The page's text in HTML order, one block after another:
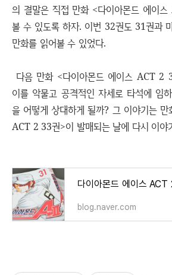
의 결말은 직접 만화 <다이아몬드 에이
볼 수 있도록 하자. 이번 32권도 31권과
만화를 읽어볼 수 있었다.
다음 만화 <다이아몬드 에이스 ACT 2
이를 악물고 공격적인 자세로 타석에 임
을 어떻게 상대하게 될까? 그 이야기는 만
ACT 2 33권>이 발매되는 날에 다시 이야
다이아몬드 에이스 ACT
blog.naver.com